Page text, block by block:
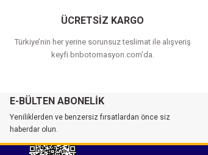
ÜCRETSİZ KARGO
Türkiye’nin her yerine sorunsuz teslimat ile alışveriş
keyfi bnbotomasyon.com'da.
E-BÜLTEN ABONELİK
Yeniliklerden ve benzersiz fırsatlardan önce siz
haberdar olun.